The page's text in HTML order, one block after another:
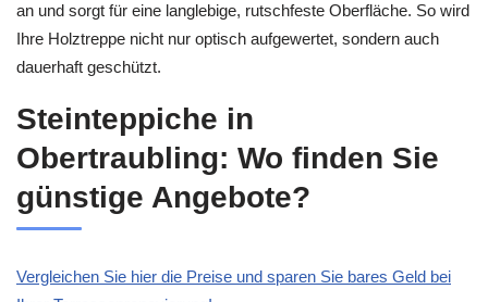
an und sorgt für eine langlebige, rutschfeste Oberfläche. So wird
Ihre Holztreppe nicht nur optisch aufgewertet, sondern auch
dauerhaft geschützt.
Steinteppiche in
Obertraubling: Wo finden Sie
günstige Angebote?
Vergleichen Sie hier die Preise und sparen Sie bares Geld bei